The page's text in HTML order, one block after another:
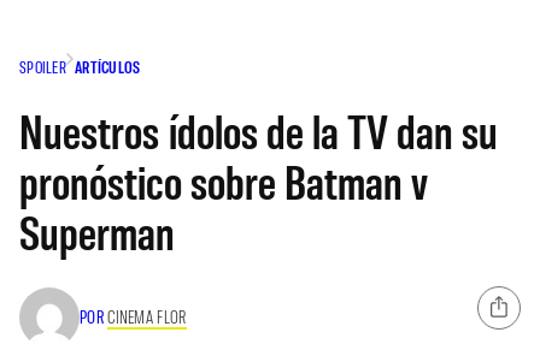
SPOILER ARTÍCULOS
Nuestros ídolos de la TV dan su
pronóstico sobre Batman v
Superman
PORCINEMA FLOR